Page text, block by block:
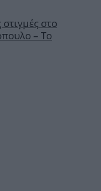
στο
– Το